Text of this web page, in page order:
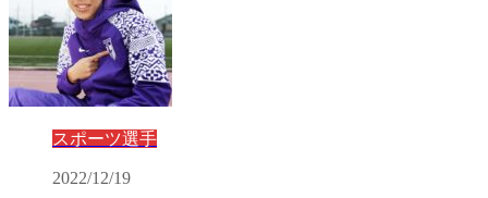
スポーツ選手
2022/12/19